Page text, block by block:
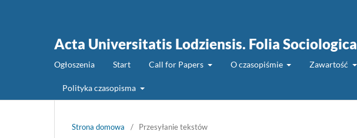
Acta Universitatis Lodziensis. Folia Sociologica
Ogłoszenia Start Call for Papers O czasopiśmie Zawartość
Polityka czasopisma
Strona domowa / Przesyłanie tekstów